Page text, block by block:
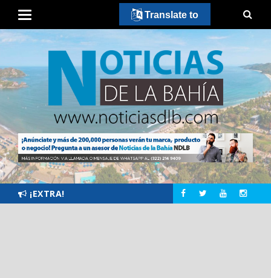
¡EXTRA!
Translate to